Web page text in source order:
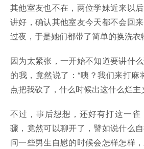
其他室友也不在，两位学妹近来以
讲好，确认其他室友今天都不会回
过夜，于是她们都带了简单的换洗衣
因为太紧张，一开始不知道要讲什
的我，竟然说了：“咦？我们来打麻
点把我砍了，什么时候出这什么烂主
不过，事后想想，还好有打这一
骤，竟然可以聊开了，譬如说什么
问一些男生自慰的时候会怎样怎样